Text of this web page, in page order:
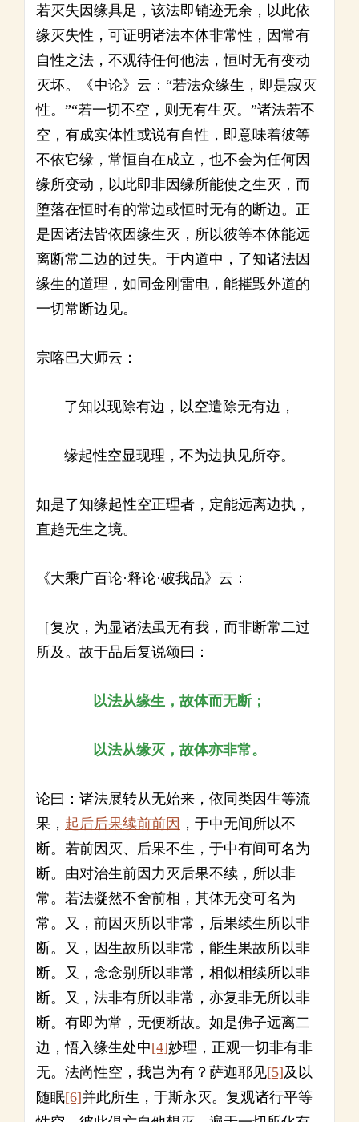
若灭失因缘具足，该法即销迹无余，以此依
缘灭失性，可证明诸法本体非常性，因常有
自性之法，不观待任何他法，恒时无有变动
灭坏。《中论》云：“若法众缘生，即是寂灭
性。”“若一切不空，则无有生灭。”诸法若不
空，有成实体性或说有自性，即意味着彼等
不依它缘，常恒自在成立，也不会为任何因
缘所变动，以此即非因缘所能使之生灭，而
堕落在恒时有的常边或恒时无有的断边。正
是因诸法皆依因缘生灭，所以彼等本体能远
离断常二边的过失。于内道中，了知诸法因
缘生的道理，如同金刚雷电，能摧毁外道的
一切常断边见。
宗喀巴大师云：
了知以现除有边，以空遣除无有边，
缘起性空显现理，不为边执见所夺。
如是了知缘起性空正理者，定能远离边执，
直趋无生之境。
《大乘广百论·释论·破我品》云：
［复次，为显诸法虽无有我，而非断常二过
所及。故于品后复说颂曰：
以法从缘生，故体而无断；
以法从缘灭，故体亦非常。
论曰：诸法展转从无始来，依同类因生等流
果， 起后后果续前前因 ，于中无间所以不
断。若前因灭、后果不生，于中有间可名为
断。由对治生前因力灭后果不续，所以非
常。若法凝然不舍前相，其体无变可名为
常。又，前因灭所以非常，后果续生所以非
断。又，因生故所以非常，能生果故所以非
断。又，念念别所以非常，相似相续所以非
断。又，法非有所以非常，亦复非无所以非
断。有即为常，无便断故。如是佛子远离二
边，悟入缘生处中[4]妙理，正观一切非有非
无。法尚性空，我岂为有？萨迦耶见[5]及以
随眠[6]并此所生，于斯永灭。复观诸行平等